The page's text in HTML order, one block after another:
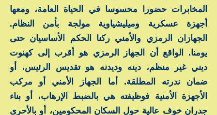
المخابرات حضورا محسوسا في الحياة العامة، ومعها
أجهزة عسكرية وميليشياوية مولجة بأمن النظام.
الجهازان الرمزي والأمني ركنا الحكم الأساسيان حتى
يومنا. الواقع أن الجهاز الرمزي هو أقرب إلى كهنوت
ديني غير منظم، دينه وديدنه هو تقديس الرئيس، أو
ضمان ندرته المطلقة. أما الجهاز الأمني أو مركب
الأجهزة الأمنية فوظيفته هي بالضبط الإرهاب، أو بناء
جدران خوف عالية حول السكان المحكومين، أو بالأحرى